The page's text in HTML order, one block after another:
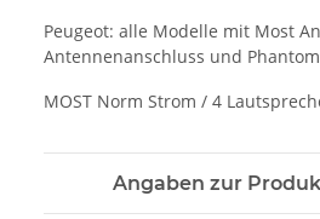
Peugeot: alle Modelle mit Most
Antennenanschluss und
MOST Norm Strom / 4
Angaben zur